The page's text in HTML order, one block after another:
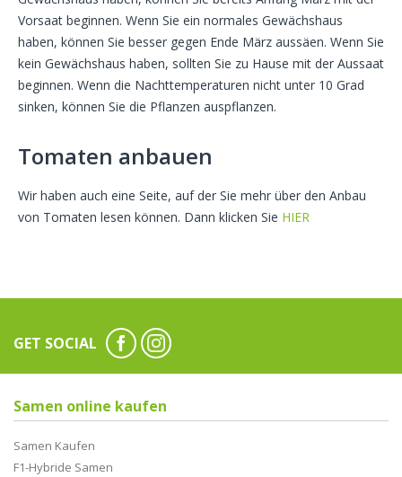
Vorsaat beginnen. Wenn Sie ein normales Gewächshaus
haben, können Sie besser gegen Ende März aussäen. Wenn Sie
kein Gewächshaus haben, sollten Sie zu Hause mit der Aussaat
beginnen. Wenn die Nachttemperaturen nicht unter 10 Grad
sinken, können Sie die Pflanzen auspflanzen.
Tomaten anbauen
Wir haben auch eine Seite, auf der Sie mehr über den Anbau
von Tomaten lesen können. Dann klicken Sie HIER
GET SOCIAL
Samen online kaufen
Samen Kaufen
F1-Hybride Samen